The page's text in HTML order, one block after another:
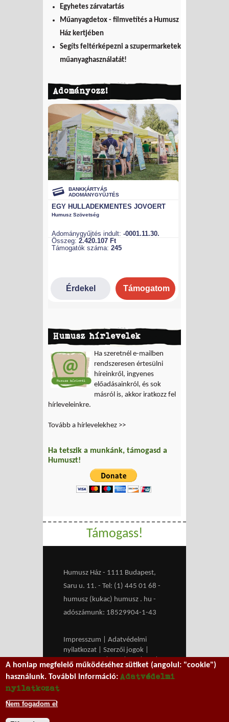
Egyhetes zárvatartás
Műanyagdetox - filmvetítés a Humusz
Ház kertjében
Segíts feltérképezni a szupermarketek
műanyaghasználatát!
Adományozz!
Humusz hírlevelek
Ha szeretnél e-mailben
rendszeresen értesülni
híreinkről, ingyenes
előadásainkról, és sok
másról is, akkor iratkozz fel
hírleveleinkre.
Tovább a hírlevelekhez >>
Ha tetszik a munkánk, támogasd a
Humuszt!
Támogass!
Humusz Ház - 1111 Budapest,
Saru u. 11. - Tel: (1) 445 01 68 -
humusz (kukac) humusz . hu -
adószámunk: 18529904-1-43
Impresszum
Adatvédelmi
nyilatkozat
Szerzői jogok
Médiaajánlat
RSS HU| EN
A honlap megfelelő működéséhez sütiket (angolul: "cookie")
használunk. További információ:Adatvédelmi
nyilatkozat
Nem fogadom el